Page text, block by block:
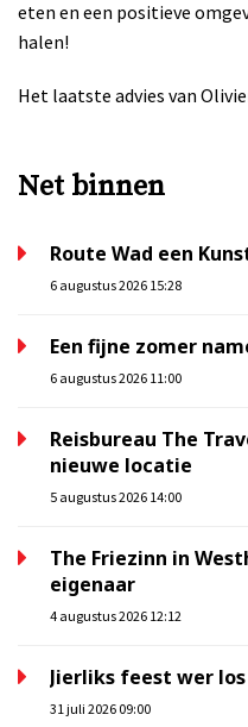
eten en een positieve
halen!
Het laatste advies van
Net binnen
Route Wad een
6 augustus 2026 15:28
Een fijne zomer
6 augustus 2026 11:00
Reisbureau The
nieuwe locatie
5 augustus 2026 14:00
The Friezinn in
eigenaar
4 augustus 2026 12:12
Jierliks feest wer
31 juli 2026 09:00